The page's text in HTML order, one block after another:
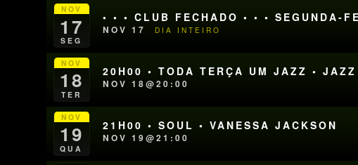
NOV
17
SEG
• • • CLUB FECHADO • • • SEGUNDA-
NOV 17 DIA INTEIRO
NOV
18
TER
20H00 • TODA TERÇA UM JAZZ •
NOV 18@20:00
NOV
19
QUA
21H00 • SOUL • VANESSA JACKSON
NOV 19@21:00